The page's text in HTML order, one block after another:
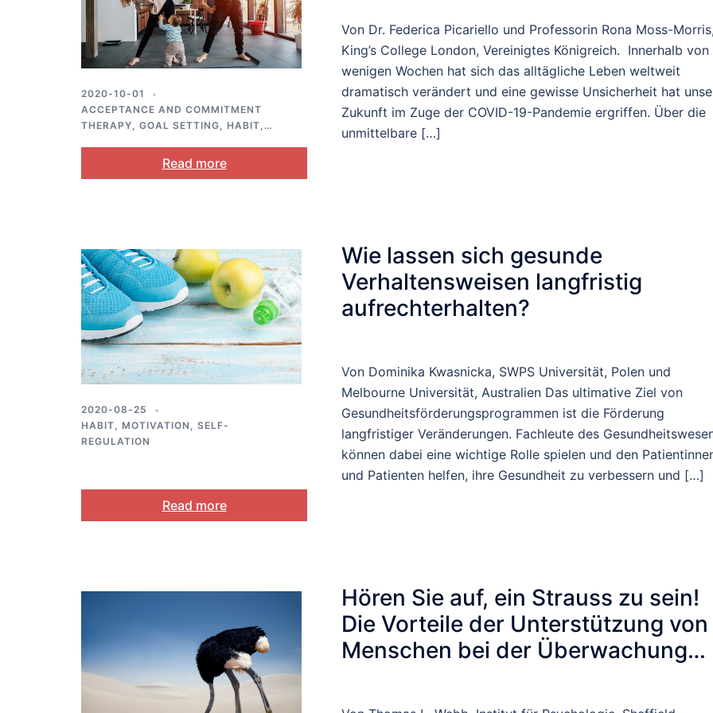
2020-10-01
ACCEPTANCE AND COMMITMENT
THERAPY, GOAL SETTING, HABIT,
STRESS AND COPING
Von Dr. Federica Picariello und Professorin Rona Moss-
King’s College London, Vereinigtes Königreich. Innerhalb von
wenigen Wochen hat sich das alltägliche Leben weltweit
dramatisch verändert und eine gewisse Unsicherheit hat
Zukunft im Zuge der COVID-19-Pandemie ergriffen. Über die
unmittelbare […]
Read more
2020-08-25
HABIT, MOTIVATION , SELF-
REGULATION
Wie lassen sich gesunde
Verhaltensweisen langfristig
aufrechterhalten?
Von Dominika Kwasnicka, SWPS Universität, Polen und
Melbourne Universität, Australien Das ultimative Ziel von
Gesundheitsförderungsprogrammen ist die Förderung
langfristiger Veränderungen. Fachleute des
können dabei eine wichtige Rolle spielen und den
und Patienten helfen, ihre Gesundheit zu verbessern und […]
Read more
Hören Sie auf, ein Strauss zu sein!
Die Vorteile der Unterstützung von
Menschen bei der Überwachung